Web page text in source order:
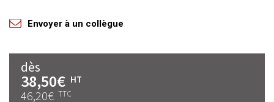
Envoyer à un collègue
dès
38,50€ HT
46,20€ TTC